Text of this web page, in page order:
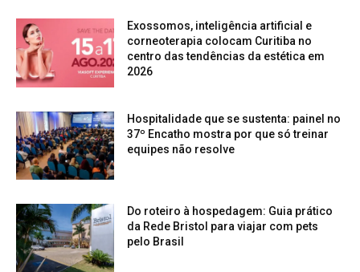
Exossomos, inteligência artificial e
corneoterapia colocam Curitiba no
centro das tendências da estética em
2026
Hospitalidade que se sustenta: painel no
37º Encatho mostra por que só treinar
equipes não resolve
Do roteiro à hospedagem: Guia prático
da Rede Bristol para viajar com pets
pelo Brasil